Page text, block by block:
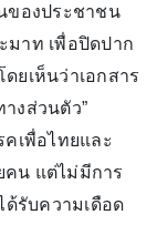
ของประชาชน
มาท เพื่อปิดปาก
ยเห็นว่าเอกสาร
งส่วนตัว”
เพื่อไทยและ
คน แต่ไม่มีการ
รับความเดือด